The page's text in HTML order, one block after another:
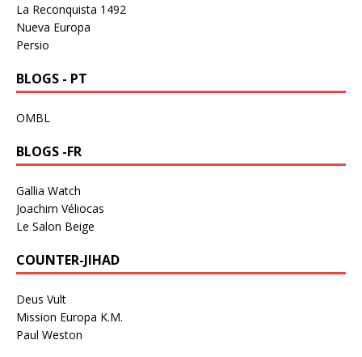
La Reconquista 1492
Nueva Europa
Persio
BLOGS - PT
OMBL
BLOGS -FR
Gallia Watch
Joachim Véliocas
Le Salon Beige
COUNTER-JIHAD
Deus Vult
Mission Europa K.M.
Paul Weston